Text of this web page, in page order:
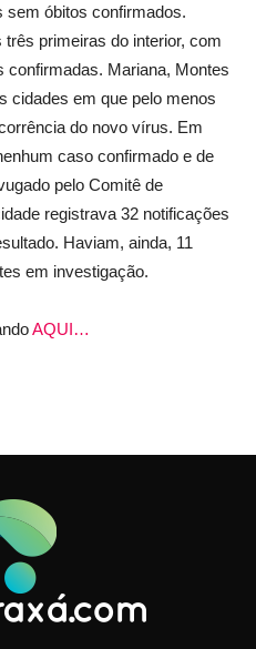
sem óbitos confirmados.
primeiras do interior, com
Mariana, Montes
cidades em que pelo menos
do novo vírus. Em
caso confirmado e de
pelo Comitê de
registrava 32 notificações
Haviam, ainda, 11
em investigação.
AQUI…